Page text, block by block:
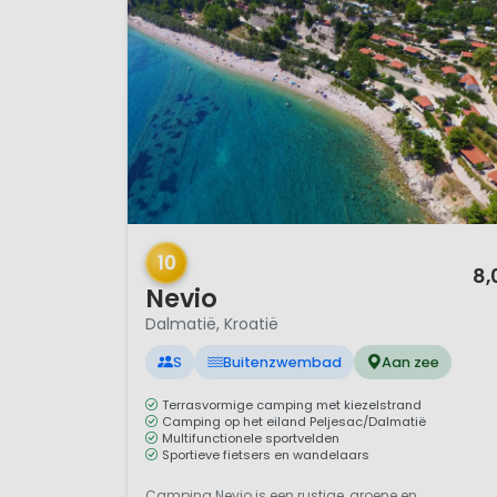
1 / 12
10
Nevio
Dalmatië, Kroatië
S Buitenzwembad Aan zee
Terrasvormige camping met kiezelstrand
Camping op het eiland Peljesac/Dalmatië
Multifunctionele sportvelden
Sportieve fietsers en wandelaars